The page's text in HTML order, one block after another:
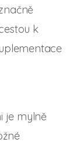
k
je mylně